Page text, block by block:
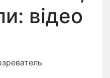
відео